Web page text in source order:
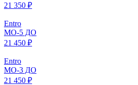
21 350 ₽
Entro
МO-5 ДО
21 450 ₽
Entro
МO-3 ДО
21 450 ₽